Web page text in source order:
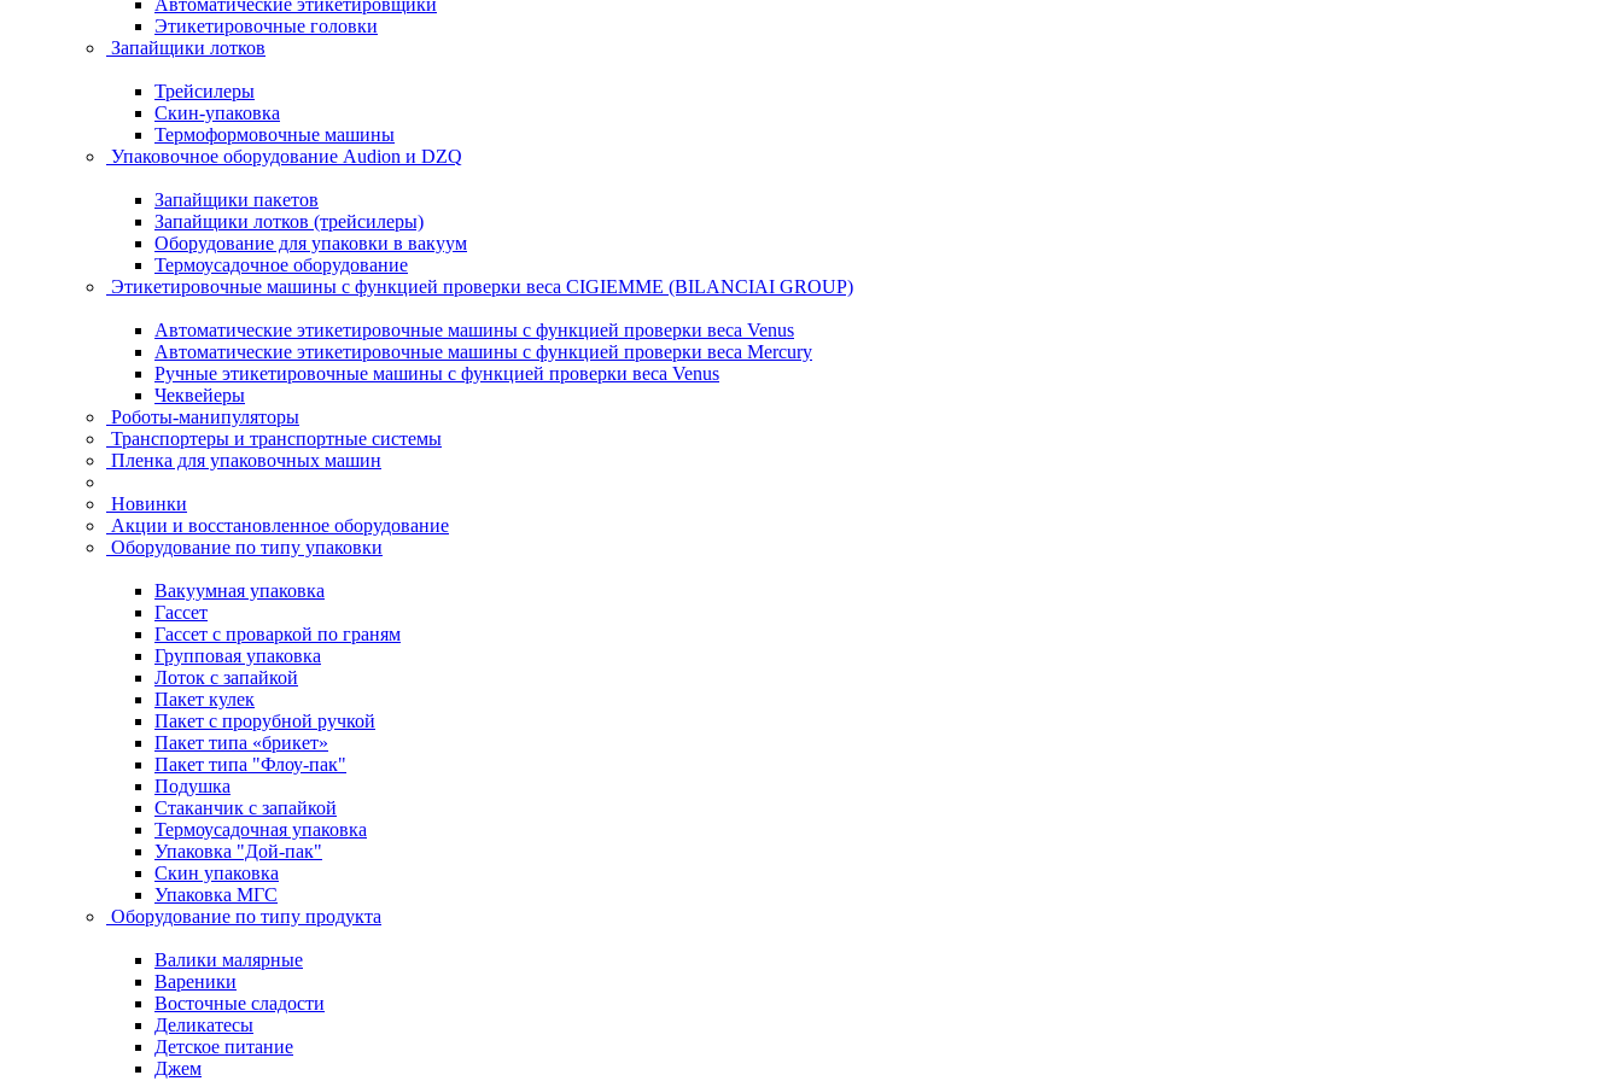
Автоматические этикетировщики
Этикетировочные головки
Запайщики лотков
Трейсилеры
Скин-упаковка
Термоформовочные машины
Упаковочное оборудование Audion и DZQ
Запайщики пакетов
Запайщики лотков (трейсилеры)
Оборудование для упаковки в вакуум
Термоусадочное оборудование
Этикетировочные машины с функцией проверки веса CIGIEMME (BILANCIAI GROUP)
Автоматические этикетировочные машины с функцией проверки веса Venus
Автоматические этикетировочные машины с функцией проверки веса Mercury
Ручные этикетировочные машины с функцией проверки веса Venus
Чеквейеры
Роботы-манипуляторы
Транспортеры и транспортные системы
Пленка для упаковочных машин
Новинки
Акции и восстановленное оборудование
Оборудование по типу упаковки
Вакуумная упаковка
Гассет
Гассет с проваркой по граням
Групповая упаковка
Лоток с запайкой
Пакет кулек
Пакет с прорубной ручкой
Пакет типа «брикет»
Пакет типа "Флоу-пак"
Подушка
Стаканчик с запайкой
Термоусадочная упаковка
Упаковка "Дой-пак"
Скин упаковка
Упаковка МГС
Оборудование по типу продукта
Валики малярные
Вареники
Восточные сладости
Деликатесы
Детское питание
Джем